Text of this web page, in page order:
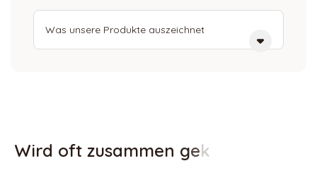
Was unsere Produkte auszeichnet